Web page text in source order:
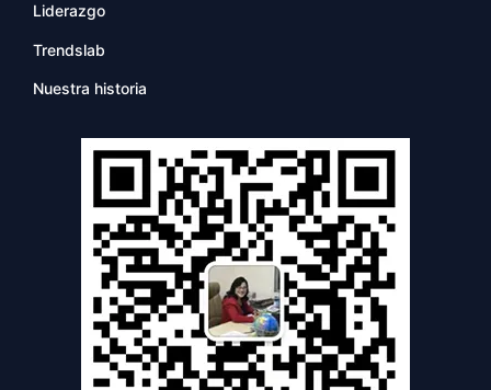
Liderazgo
Trendslab
Nuestra historia